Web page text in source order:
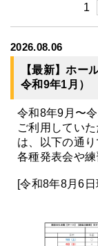
1
2026.08.06
【最新】ホー
令和9年1月）
令和8年9月〜
ご利用してい
は、以下の通り
各種発表会や練
[令和8年8月6日